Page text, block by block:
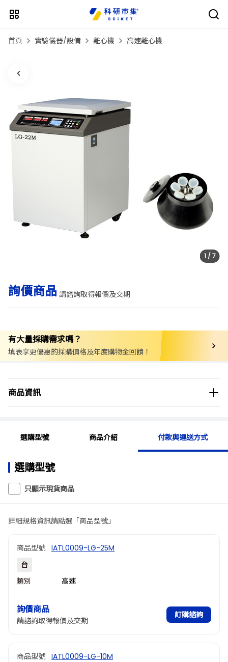
首頁 實驗儀器/設備 離心機 高速離心機
1/ 7
詢價商品 請諮詢取得報價及交期
有大量採購需求嗎？
填表享更優惠的採購價格及年度購物金回饋！
商品資訊
商品分類
選購型號 商品介紹 付款與運送方式
選購型號
只顯示現貨商品
詳細規格資訊請點選「商品型號」
商品型號 IATL0009-LG-25M
台
類別
高速
詢價商品
請諮詢取得報價及交期
訂購諮詢
商品型號 IATL0009-LG-10M